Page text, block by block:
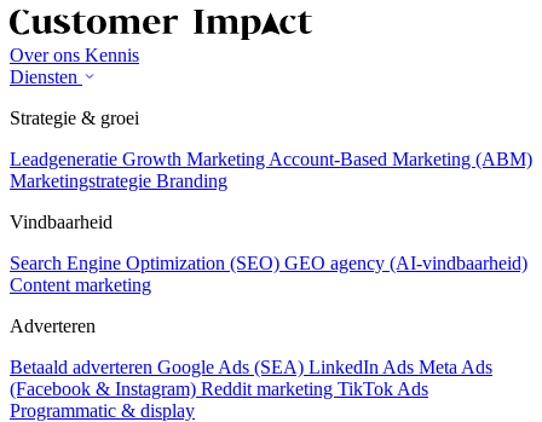
Over ons Kennis
Diensten
Strategie & groei
Leadgeneratie Growth Marketing Account-Based Marketing (ABM)
Marketingstrategie Branding
Vindbaarheid
Search Engine Optimization (SEO) GEO agency (AI-vindbaarheid)
Content marketing
Adverteren
Betaald adverteren Google Ads (SEA) LinkedIn Ads Meta Ads
(Facebook & Instagram) Reddit marketing TikTok Ads
Programmatic & display